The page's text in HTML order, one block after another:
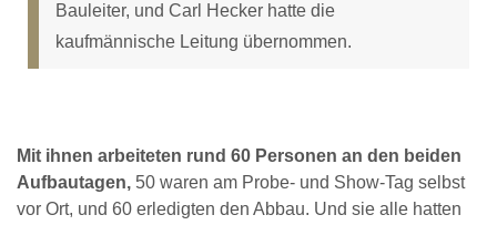
Bauleiter, und Carl Hecker hatte die
kaufmännische Leitung übernommen.
Mit ihnen arbeiteten rund 60 Personen an den beiden
Aufbautagen, 50 waren am Probe- und Show-Tag selbst
vor Ort, und 60 erledigten den Abbau. Und sie alle hatten